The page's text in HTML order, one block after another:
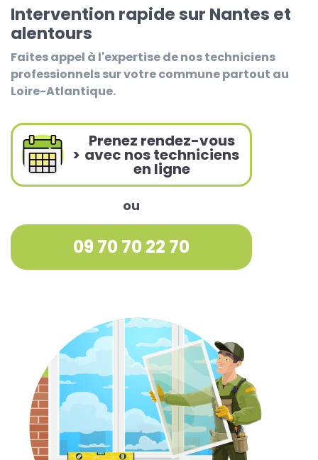
Intervention rapide sur Nantes et
alentours
Faites appel à l'expertise de nos techniciens
professionnels sur votre commune partout au
Loire-Atlantique.
>
Prenez rendez-vous
avec nos techniciens
en ligne
ou
09 70 70 22 70